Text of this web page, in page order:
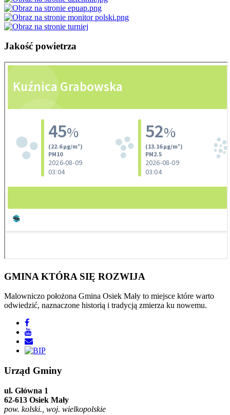
Jakość powietrza
GMINA KTÓRA SIĘ ROZWIJA
Malowniczo położona Gmina Osiek Mały to miejsce które warto
odwiedzić, naznaczone historią i tradycją zmierza ku nowemu.
Urząd Gminy
ul. Główna 1
62-613 Osiek Mały
pow. kolski., woj. wielkopolskie